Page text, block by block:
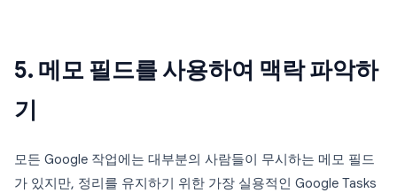
5. 메모 필드를 사용하여 맥락 파악하
기
모든 Google 작업에는 대부분의 사람들이 무시하는 메모 필드
가 있지만, 정리를 유지하기 위한 가장 실용적인 Google Tasks